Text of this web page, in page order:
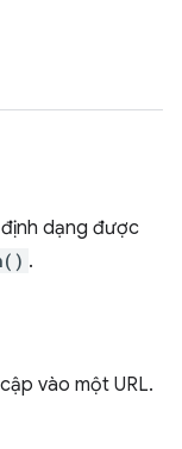
dạng được
.
vào một URL.